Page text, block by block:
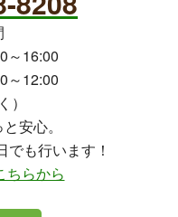
～16:00
12:00
）
安心。
も行います！
ちらから